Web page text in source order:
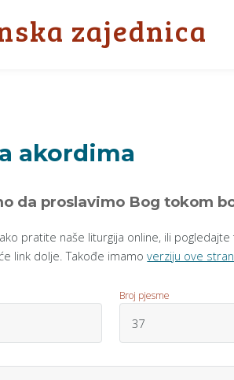
zajednica
akordima
da proslavimo Bog tokom
pratite naše liturgija online, ili pogledajte
link dolje. Takođe imamoverziju ove
Broj pjesme